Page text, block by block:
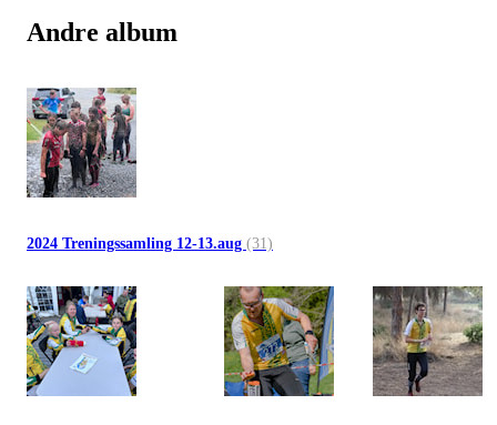
Andre album
2024 Treningssamling 12-13.aug (31)